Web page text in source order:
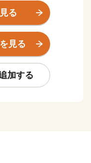
代表とするブランド
山形牛などの「山形
街中には商家の蔵
な雰囲気を醸し出し
る
見る
加する